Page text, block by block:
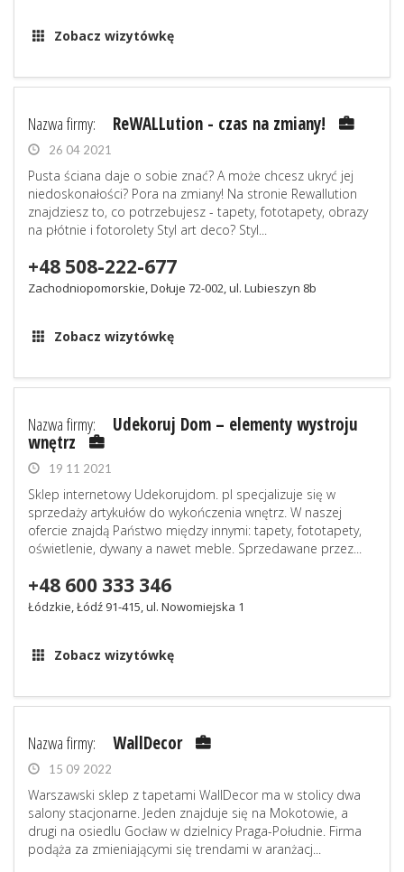
Zobacz wizytówkę
Nazwa firmy: ReWALLution - czas na zmiany!
26 04 2021
Pusta ściana daje o sobie znać? A może chcesz ukryć jej
niedoskonałości? Pora na zmiany! Na stronie Rewallution
znajdziesz to, co potrzebujesz - tapety, fototapety, obrazy
na płótnie i fotorolety Styl art deco? Styl...
+48 508-222-677
Zachodniopomorskie, Dołuje 72-002, ul. Lubieszyn 8b
Zobacz wizytówkę
Nazwa firmy: Udekoruj Dom – elementy wystroju
wnętrz
19 11 2021
Sklep internetowy Udekorujdom. pl specjalizuje się w
sprzedaży artykułów do wykończenia wnętrz. W naszej
ofercie znajdą Państwo między innymi: tapety, fototapety,
oświetlenie, dywany a nawet meble. Sprzedawane przez...
+48 600 333 346
Łódzkie, Łódź 91-415, ul. Nowomiejska 1
Zobacz wizytówkę
Nazwa firmy: WallDecor
15 09 2022
Warszawski sklep z tapetami WallDecor ma w stolicy dwa
salony stacjonarne. Jeden znajduje się na Mokotowie, a
drugi na osiedlu Gocław w dzielnicy Praga-Południe. Firma
podąża za zmieniającymi się trendami w aranżacj...